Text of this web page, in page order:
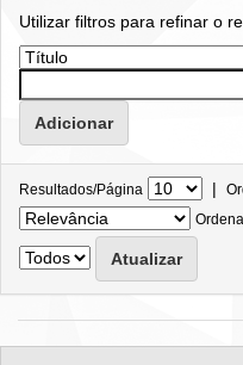
Utilizar filtros para refinar o
Resultados/Página |